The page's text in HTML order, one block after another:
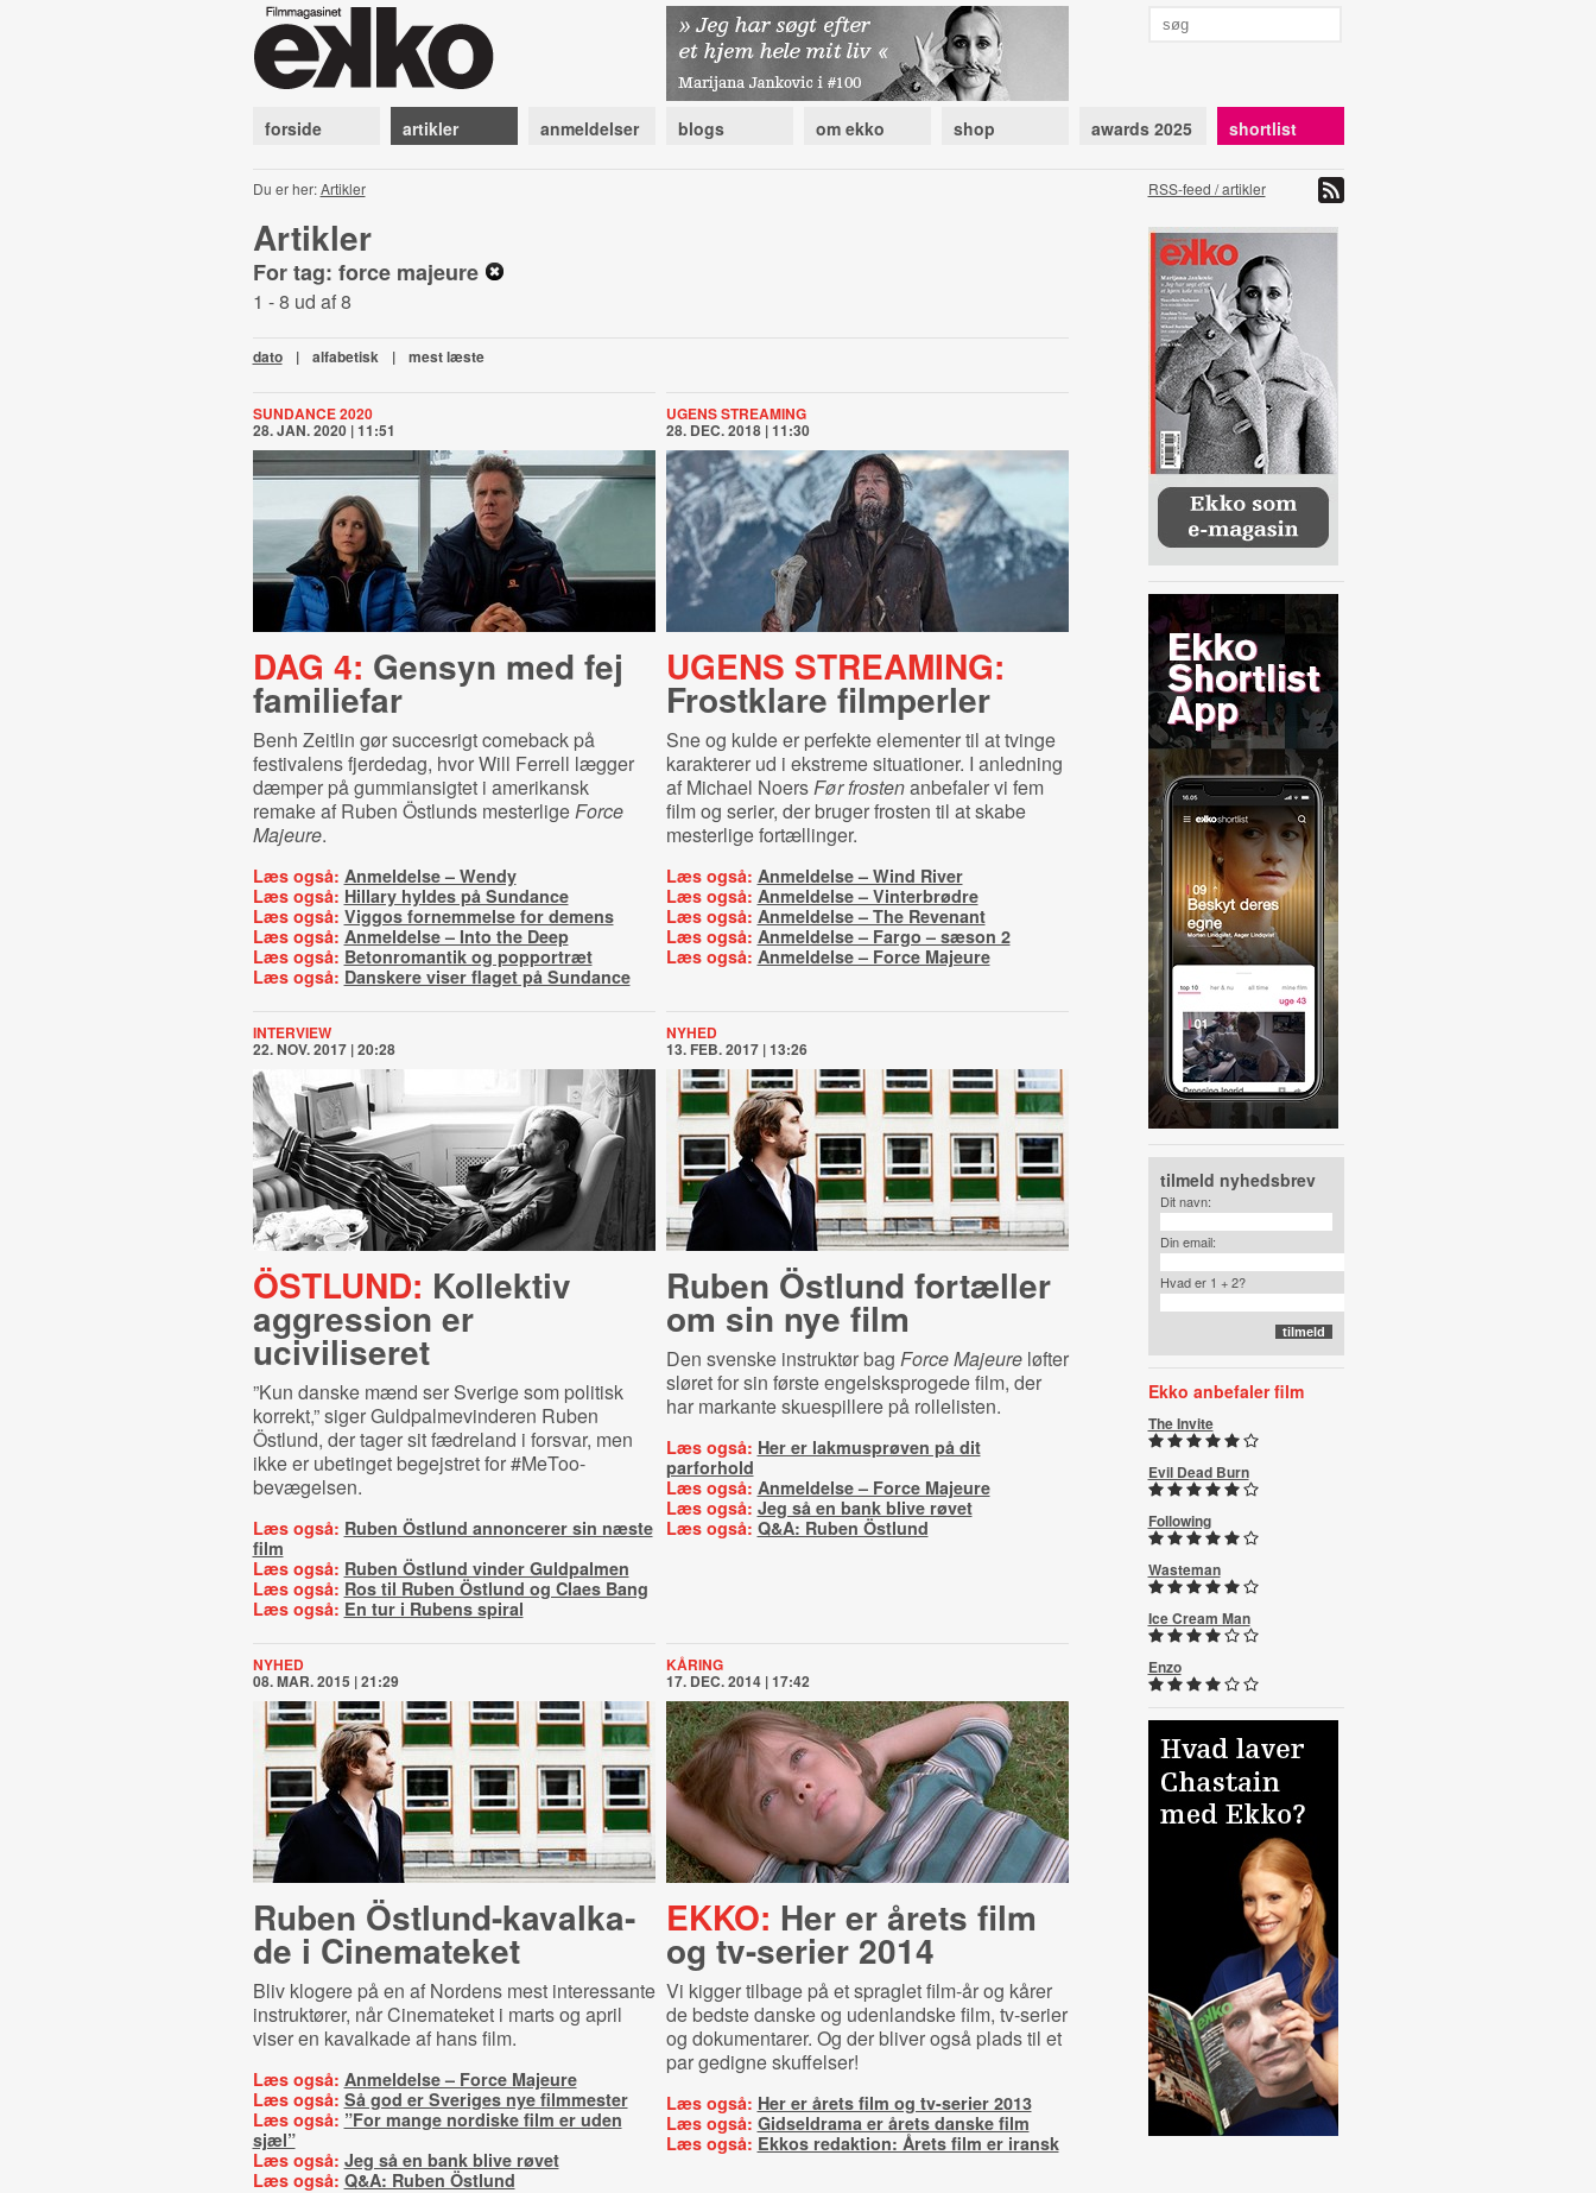
forside artikler anmeldelser blogs om ekko shop awards 2025 shortlist
Du er her:Artikler RSS-feed / artikler
Artikler
For tag: force majeure
1 - 8 ud af 8
dato | alfabetisk | mest læste
SUNDANCE 2020
28. JAN. 2020 | 11:51
DAG 4: Gensyn med fej
familiefar
Benh Zeitlin gør succesrigt comeback på
festivalens fjerdedag, hvor Will Ferrell lægger
dæmper på gummiansigtet i amerikansk
remake af Ruben Östlunds mesterligeForce
Majeure.
Læs også: Anmeldelse – Wendy
Læs også: Hillary hyldes på Sundance
Læs også: Viggos fornemmelse for demens
Læs også: Anmeldelse – Into the Deep
Læs også: Betonromantik og popportræt
Læs også: Danskere viser flaget på Sundance
UGENS STREAMING
28. DEC. 2018 | 11:30
UGENS STREAMING:
Frostklare filmperler
Sne og kulde er perfekte elementer til at tvinge
karakterer ud i ekstreme situationer. I anledning
af Michael NoersFør frostenanbefaler vi fem
film og serier, der bruger frosten til at skabe
mesterlige fortællinger.
Læs også: Anmeldelse – Wind River
Læs også: Anmeldelse – Vinterbrødre
Læs også: Anmeldelse – The Revenant
Læs også: Anmeldelse – Fargo – sæson 2
Læs også: Anmeldelse – Force Majeure
INTERVIEW
22. NOV. 2017 | 20:28
ÖSTLUND: Kollektiv
aggression er
uciviliseret
”Kun danske mænd ser Sverige som politisk
korrekt,” siger Guldpalmevinderen Ruben
Östlund, der tager sit fædreland i forsvar, men
ikke er ubetinget begejstret for #MeToo-
bevægelsen.
Læs også: Ruben Östlund annoncerer sin næste
film
Læs også: Ruben Östlund vinder Guldpalmen
Læs også: Ros til Ruben Östlund og Claes Bang
Læs også: En tur i Rubens spiral
NYHED
13. FEB. 2017 | 13:26
Ruben Östlund fortæller
om sin nye film
Den svenske instruktør bag Force Majeureløfter
sløret for sin første engelsksprogede film, der
har markante skuespillere på rollelisten.
Læs også: Her er lakmusprøven på dit
parforhold
Læs også: Anmeldelse – Force Majeure
Læs også: Jeg så en bank blive røvet
Læs også: Q&A: Ruben Östlund
NYHED
08. MAR. 2015 | 21:29
Ruben Öst­lund-​ka­val­ka­
de i Cinemateket
Bliv klogere på en af Nordens mest interessante
instruktører, når Cinemateket i marts og april
viser en kavalkade af hans film.
Læs også: Anmeldelse – Force Majeure
Læs også: Så god er Sveriges nye filmmester
Læs også: ”For mange nordiske film er uden
sjæl”
Læs også: Jeg så en bank blive røvet
Læs også: Q&A: Ruben Östlund
KÅRING
17. DEC. 2014 | 17:42
EKKO: Her er årets film
og tv-serier 2014
Vi kigger tilbage på et spraglet film-år og kårer
de bedste danske og udenlandske film, tv-serier
og dokumentarer. Og der bliver også plads til et
par gedigne skuffelser!
Læs også: Her er årets film og tv-serier 2013
Læs også: Gidseldrama er årets danske film
Læs også: Ekkos redaktion: Årets film er iransk
tilmeld nyhedsbrev
Dit navn:
Din email:
Hvad er 1 + 2?
Ekko anbefaler film
The Invite
Evil Dead Burn
Following
Wasteman
Ice Cream Man
Enzo